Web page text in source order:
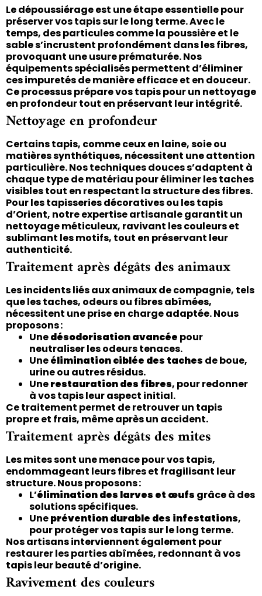
Le dépoussiérage est une étape essentielle pour
préserver vos tapis sur le long terme. Avec le
temps, des particules comme la poussière et le
sable s’incrustent profondément dans les fibres,
provoquant une usure prématurée. Nos
équipements spécialisés permettent d’éliminer
ces impuretés de manière efficace et en douceur.
Ce processus prépare vos tapis pour un nettoyage
en profondeur tout en préservant leur intégrité.
Nettoyage en profondeur
Certains tapis, comme ceux en laine, soie ou
matières synthétiques, nécessitent une attention
particulière. Nos techniques douces s’adaptent à
chaque type de matériau pour éliminer les taches
visibles tout en respectant la structure des fibres.
Pour les tapisseries décoratives ou les tapis
d’Orient, notre expertise artisanale garantit un
nettoyage méticuleux, ravivant les couleurs et
sublimant les motifs, tout en préservant leur
authenticité.
Traitement après dégâts des animaux
Les incidents liés aux animaux de compagnie, tels
que les taches, odeurs ou fibres abîmées,
nécessitent une prise en charge adaptée. Nous
proposons :
Unedésodorisation avancée pour
neutraliser les odeurs tenaces.
Uneélimination ciblée des taches de boue,
urine ou autres résidus.
Unerestauration des fibres, pour redonner
à vos tapis leur aspect initial.
Ce traitement permet de retrouver un tapis
propre et frais, même après un accident.
Traitement après dégâts des mites
Les mites sont une menace pour vos tapis,
endommageant leurs fibres et fragilisant leur
structure. Nous proposons :
L’élimination des larves et œufs grâce à des
solutions spécifiques.
Uneprévention durable des infestations,
pour protéger vos tapis sur le long terme.
Nos artisans interviennent également pour
restaurer les parties abîmées, redonnant à vos
tapis leur beauté d’origine.
Ravivement des couleurs